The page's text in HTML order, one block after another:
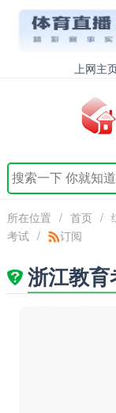
上网主
所在位置 / 首页 /
考试 / 订阅
浙江教育